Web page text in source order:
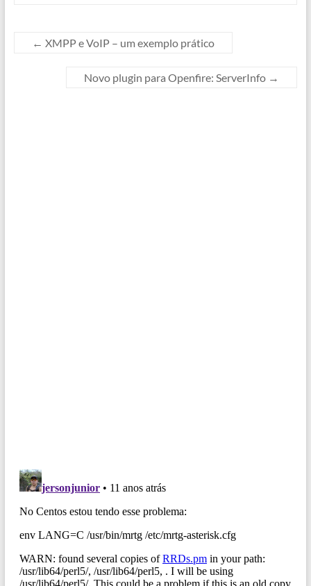
← XMPP e VoIP – um exemplo prático
Novo plugin para Openfire: ServerInfo →